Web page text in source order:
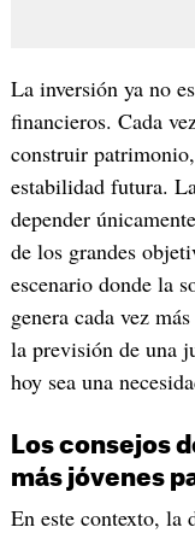
La inversión ya no
financieros. Cada
construir
estabilidad futura.
depender
de los grandes
escenario donde la
genera cada vez
la previsión de una
hoy sea una
Los consejos
más jóvenes
En este contexto, la